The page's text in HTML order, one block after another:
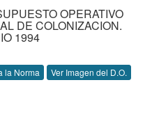
OPERATIVO
DE COLONIZACION.
1994
la Norma Ver Imagen del D.O.